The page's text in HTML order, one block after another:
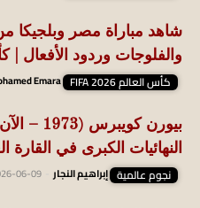
شاهد مباراة مصر وبلجيكا
والفلوجات وردود الأفعال |
كأس العالم FIFA 2026 Emara
بيورن
النهائيات الكبرى في القارة
نجوم عالمية إبراهيم النجار 06-09